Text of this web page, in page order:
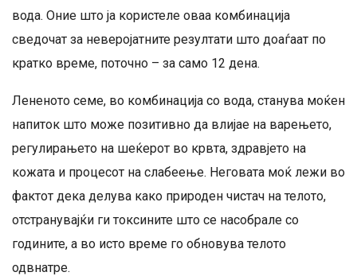
вода. Оние што ја користеле оваа комбинација
сведочат за неверојатните резултати што доаѓаат по
кратко време, поточно – за само 12 дена.
Лененото семе, во комбинација со вода, станува моќен
напиток што може позитивно да влијае на варењето,
регулирањето на шеќерот во крвта, здравјето на
кожата и процесот на слабеење. Неговата моќ лежи во
фактот дека делува како природен чистач на телото,
отстранувајќи ги токсините што се насобрале со
годините, а во исто време го обновува телото
одвнатре.